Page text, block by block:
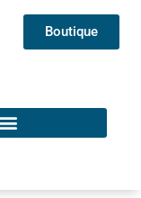
Boutique